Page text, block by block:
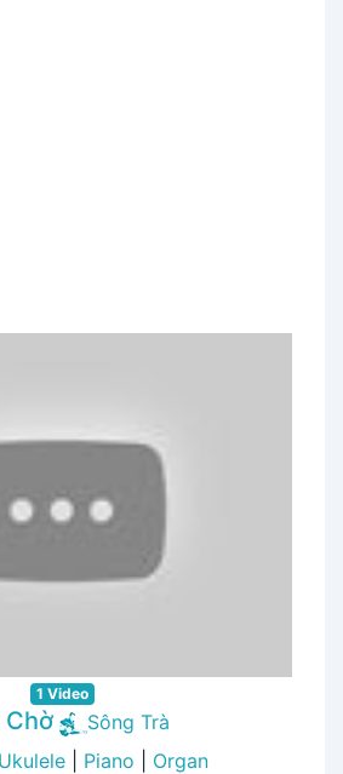
1 Video
Chờ
Sông Trà
Ukulele Piano
Organ